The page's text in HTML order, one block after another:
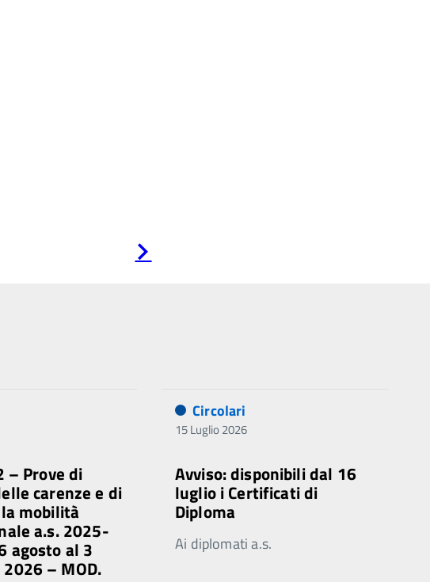
successiva
– Prove di
carenze e di
mobilità
a.s. 2025-
agosto al 3
– MOD.
Circolari
15 Luglio 2026
Avviso: disponibili dal 16
luglio i Certificati di
Diploma
Ai diplomati a.s.